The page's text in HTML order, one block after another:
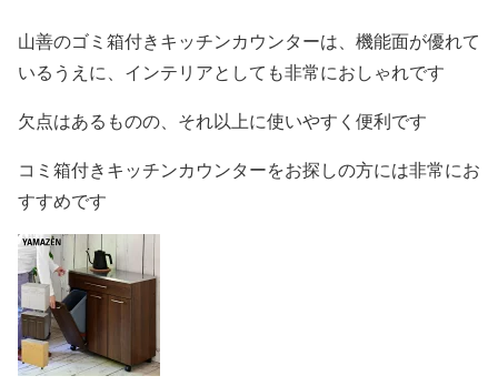
山善のゴミ箱付きキッチンカウンターは、機能面が優れて
いるうえに、インテリアとしても非常におしゃれです
欠点はあるものの、それ以上に使いやすく便利です
コミ箱付きキッチンカウンターをお探しの方には非常にお
すすめです